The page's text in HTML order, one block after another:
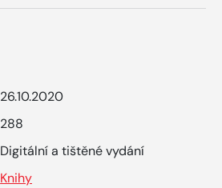
26.10.2020
288
Digitální a tištěné vydání
Knihy